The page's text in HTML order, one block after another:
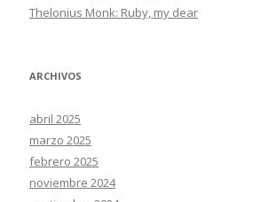
Thelonius Monk: Ruby, my dear
ARCHIVOS
abril 2025
marzo 2025
febrero 2025
noviembre 2024